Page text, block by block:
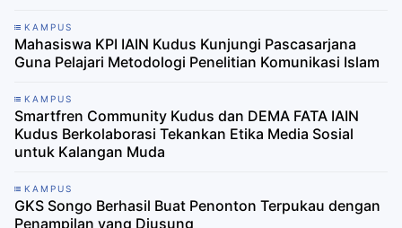
KAMPUS
Mahasiswa KPI IAIN Kudus Kunjungi Pascasarjana
Guna Pelajari Metodologi Penelitian Komunikasi Islam
KAMPUS
Smartfren Community Kudus dan DEMA FATA IAIN
Kudus Berkolaborasi Tekankan Etika Media Sosial
untuk Kalangan Muda
KAMPUS
GKS Songo Berhasil Buat Penonton Terpukau dengan
Penampilan yang Diusung